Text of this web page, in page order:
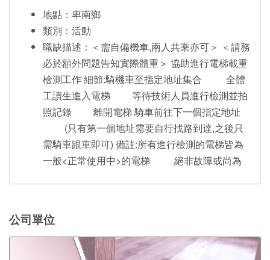
地點：卑南鄉
類別：活動
職缺描述：＜需自備機車,兩人共乘亦可＞ ＜請務
必於額外問題告知實際體重＞ 協助進行電梯載重
檢測工作 細節:騎機車至指定地址集合 全體
工讀生進入電梯 等待技術人員進行檢測並拍
照記錄 離開電梯 騎車前往下一個指定地址
(只有第一個地址需要自行找路到達,之後只
需騎車跟車即可) 備註:所有進行檢測的電梯皆為
一般<正常使用中>的電梯 絕非故障或尚為
公司單位